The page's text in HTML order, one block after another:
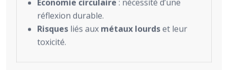
Économie circulaire : nécessité d’une
réflexion durable.
Risques liés aux métaux lourdset leur
toxicité.